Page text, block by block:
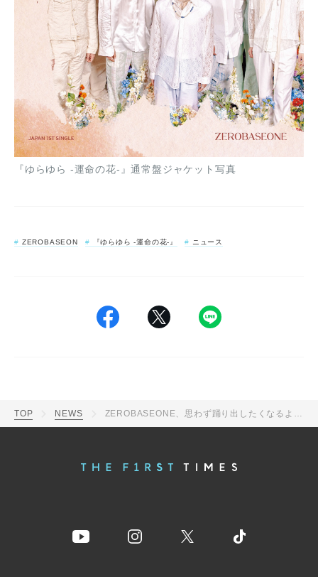
『ゆらゆら -運命の花-』通常盤ジャケット写真
ZEROBASEON 『ゆらゆら -運命の花-』 ニュース
TOP NEWS ZEROBASEONE、思わず踊り出したくなるような日本デビューシングル「ゆらゆら -運命の花-」のMV公開